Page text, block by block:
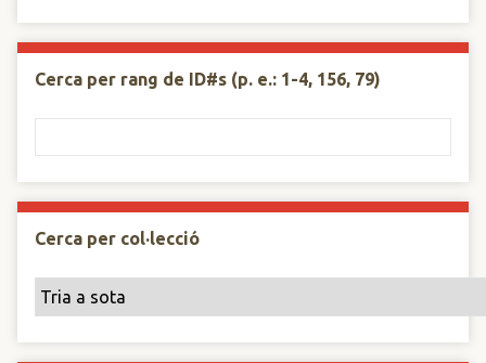
Cerca per rang de ID#s (p. e.: 1-4, 156, 79)
Cerca per col·lecció